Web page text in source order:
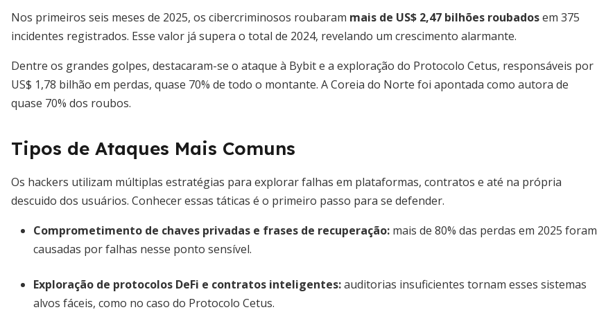
Nos primeiros seis meses de 2025, os cibercriminosos roubaram mais de US$ 2,47 bilhões roubadosem 375
incidentes registrados. Esse valor já supera o total de 2024, revelando um crescimento alarmante.
Dentre os grandes golpes, destacaram-se o ataque à Bybit e a exploração do Protocolo Cetus, responsáveis por
US$ 1,78 bilhão em perdas, quase 70% de todo o montante. A Coreia do Norte foi apontada como autora de
quase 70% dos roubos.
Tipos de Ataques Mais Comuns
Os hackers utilizam múltiplas estratégias para explorar falhas em plataformas, contratos e até na própria
descuido dos usuários. Conhecer essas táticas é o primeiro passo para se defender.
Comprometimento de chaves privadas e frases de recuperação: mais de 80% das perdas em 2025 foram
causadas por falhas nesse ponto sensível.
Exploração de protocolos DeFi e contratos inteligentes:auditorias insuficientes tornam esses sistemas
alvos fáceis, como no caso do Protocolo Cetus.